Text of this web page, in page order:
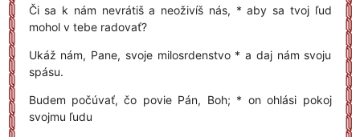
Či sa k nám nevrátiš a neoživíš nás, * aby sa tvoj ľud
mohol v tebe radovať?
Ukáž nám, Pane, svoje milosrdenstvo * a daj nám svoju
spásu.
Budem počúvať, čo povie Pán, Boh; * on ohlási pokoj
svojmu ľudu